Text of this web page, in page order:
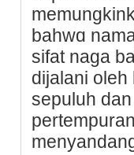
bahwɑ
sifat naga
dijalani
sepuluһ